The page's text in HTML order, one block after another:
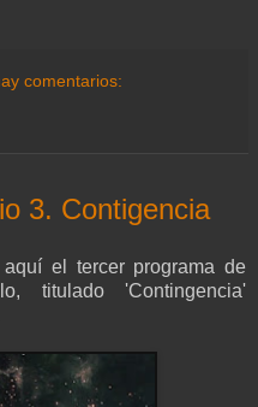
comentarios:
3. Contigencia
el tercer programa de
titulado 'Contingencia'